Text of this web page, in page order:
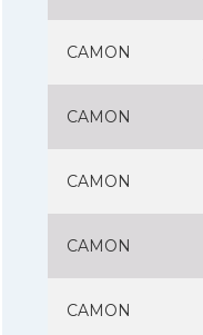
CAMON
CAMON
CAMON
CAMON
CAMON